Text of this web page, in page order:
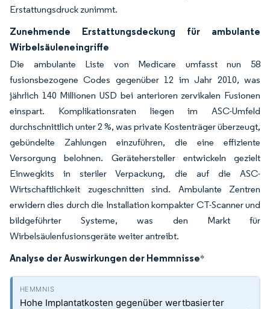
Erstattungsdruck zunimmt.
Zunehmende Erstattungsdeckung für ambulante
Wirbelsäuleneingriffe
Die ambulante Liste von Medicare umfasst nun 58
fusionsbezogene Codes gegenüber 12 im Jahr 2010, was
jährlich 140 Millionen USD bei anterioren zervikalen Fusionen
einspart. Komplikationsraten liegen im ASC-Umfeld
durchschnittlich unter 2 %, was private Kostenträger überzeugt,
gebündelte Zahlungen einzuführen, die eine effiziente
Versorgung belohnen. Gerätehersteller entwickeln gezielt
Einwegkits in steriler Verpackung, die auf die ASC-
Wirtschaftlichkeit zugeschnitten sind. Ambulante Zentren
erwidern dies durch die Installation kompakter CT-Scanner und
bildgeführter Systeme, was den Markt für
Wirbelsäulenfusionsgeräte weiter antreibt.
Analyse der Auswirkungen der Hemmnisse*
Hohe Implantatkosten gegenüber wertbasierter